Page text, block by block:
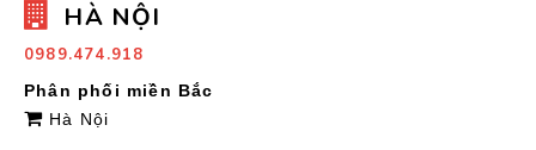
HÀ NỘI
0989.474.918
Phân phối miền Bắc
Hà Nội